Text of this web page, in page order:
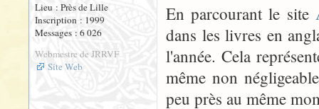
Lieu : Près de Lille
Inscription : 1999
Messages : 6 026
Webmestre de JRRVF
Site Web
En parcourant le site
dans les livres en
l'année. Cela
même non
peu près au même